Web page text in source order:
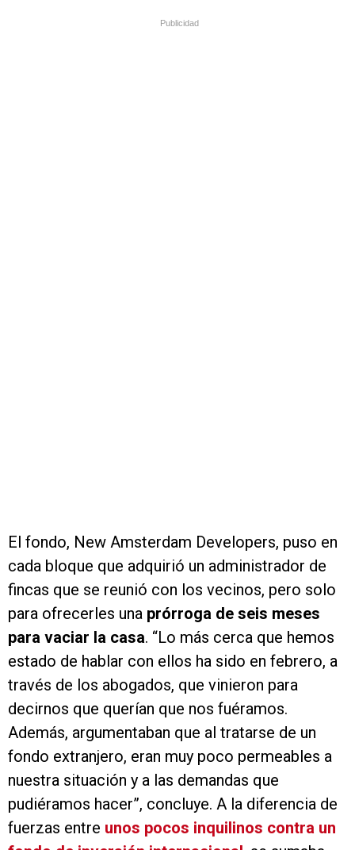
Publicidad
El fondo, New Amsterdam Developers, puso en
cada bloque que adquirió un administrador de
fincas que se reunió con los vecinos, pero solo
para ofrecerles una prórroga de seis meses
para vaciar la casa. “Lo más cerca que hemos
estado de hablar con ellos ha sido en febrero, a
través de los abogados, que vinieron para
decirnos que querían que nos fuéramos.
Además, argumentaban que al tratarse de un
fondo extranjero, eran muy poco permeables a
nuestra situación y a las demandas que
pudiéramos hacer”, concluye. A la diferencia de
fuerzas entre unos pocos inquilinos contra un